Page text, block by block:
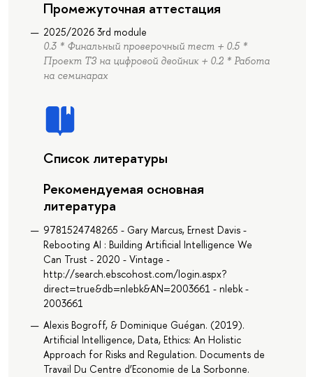
Промежуточная аттестация
2025/2026 3rd module
0.3 * Финальный проверочный тест + 0.5 *
Проект ТЗ на цифровой двойник + 0.2 * Работа
на семинарах
Список литературы
Рекомендуемая основная
литература
9781524748265 - Gary Marcus, Ernest Davis -
Rebooting AI : Building Artificial Intelligence We
Can Trust - 2020 - Vintage -
http://search.ebscohost.com/login.aspx?
direct=true&db=nlebk&AN=2003661 - nlebk -
2003661
Alexis Bogroff, & Dominique Guégan. (2019).
Artificial Intelligence, Data, Ethics: An Holistic
Approach for Risks and Regulation. Documents de
Travail Du Centre d’Economie de La Sorbonne.